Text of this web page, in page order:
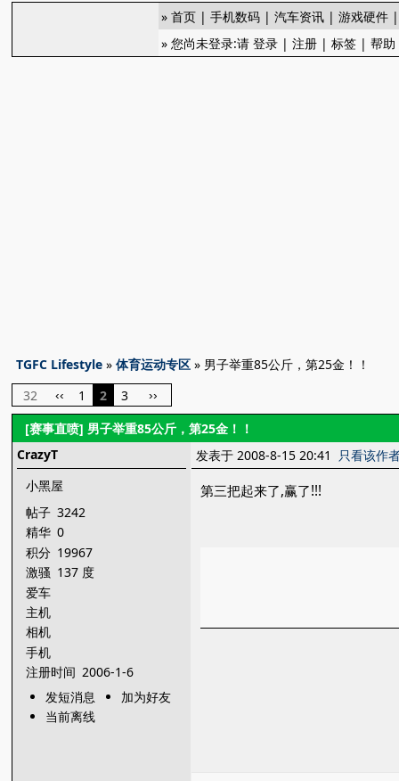
»首页 |手机数码 |汽车资讯 |游戏硬件
» 您尚未登录:请登录 |注册 |标签 |帮助
TGFC Lifestyle »体育运动专区 » 男子举重85公斤，第25金！！
32
‹‹ 1 2 3 ››
[赛事直喷] 男子举重85公斤，第25金！！
CrazyT
小黑屋
帖子 3242
精华 0
积分 19967
激骚 137 度
爱车
主机
相机
手机
注册时间 2006-1-6
发短消息
加为好友
当前离线
发表于 2008-8-15 20:41 只看该作
第三把起来了,赢了!!!